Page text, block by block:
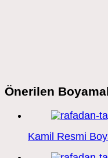
Önerilen
Kamil Resmi